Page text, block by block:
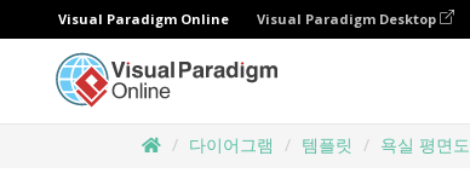
Visual Paradigm Online Visual Paradigm Desktop
다이어그램 템플릿 욕실 평면도